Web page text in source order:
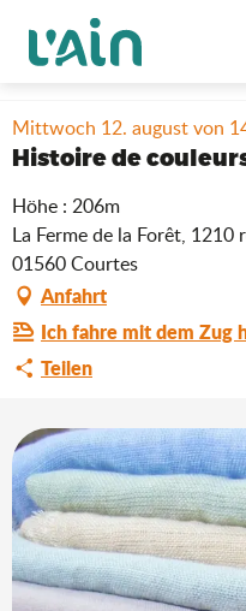
contenu
Startseite
Agenda & Neuheiten
Mittwoch 12. august von
Histoire de
Höhe : 206m
La Ferme de la Forêt, 1210
01560 Courtes
Anfahrt
Ich fahre mit dem Zug
Teilen